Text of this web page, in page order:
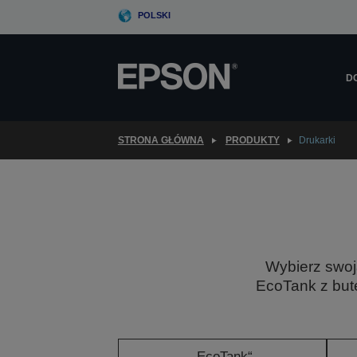
POLSKI
STRONA GŁÓWNA PRODUKTY Drukarki
Wybierz
EcoTank z